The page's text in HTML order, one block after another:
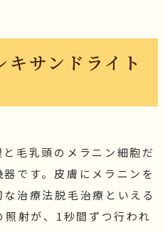
サンドライト
毛乳頭のメラニン細胞だ
です。皮膚にメラニンを
治療法脱毛治療といえる
射が、1秒間ずつ行われ